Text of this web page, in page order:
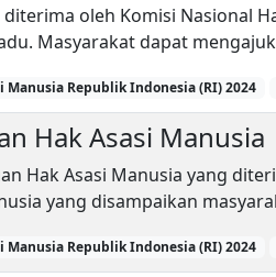
oleh Komisi Nasional
Masyarakat dapat
Manusia Republik Indonesia (RI) 2024
Hak Asasi Manusia
Hak Asasi Manusia yang
yang disampaikan
Manusia Republik Indonesia (RI) 2024